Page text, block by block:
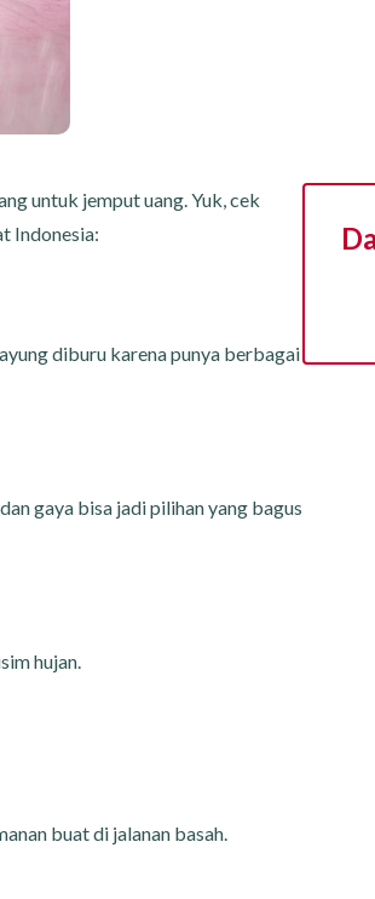
untuk jemput uang. Yuk, cek
Indonesia:
diburu karena punya berbagai
gaya bisa jadi pilihan yang bagus
hujan.
buat di jalanan basah.